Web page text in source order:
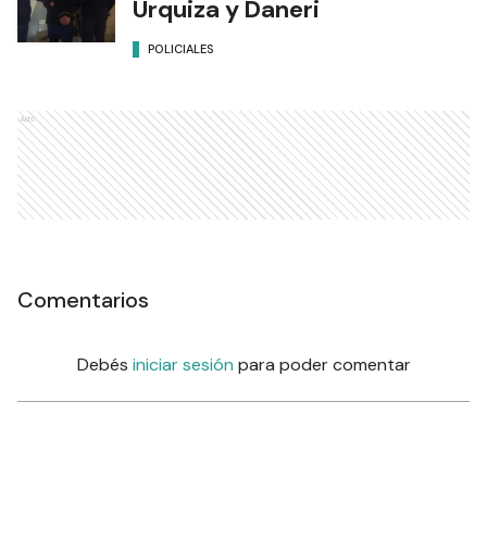
Urquiza y Daneri
POLICIALES
Ads
Comentarios
Debés iniciar sesión para poder comentar